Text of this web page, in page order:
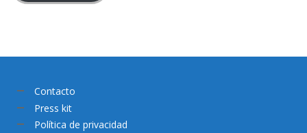
Contacto
Press kit
Política de privacidad